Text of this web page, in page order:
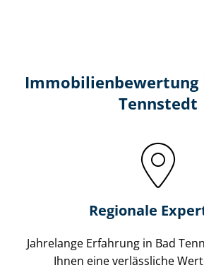
Immobilien­bewertung
Tennstedt
Regionale
Jahrelange Erfahrung in Bad
Ihnen eine verlässliche